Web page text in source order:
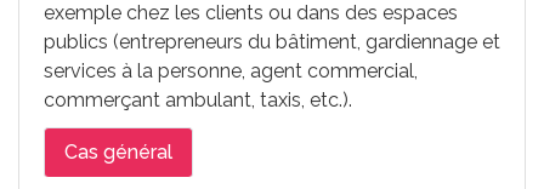
exemple chez les clients ou dans des espaces
publics (entrepreneurs du bâtiment, gardiennage et
services à la personne, agent commercial,
commerçant ambulant, taxis, etc.).
Cas général